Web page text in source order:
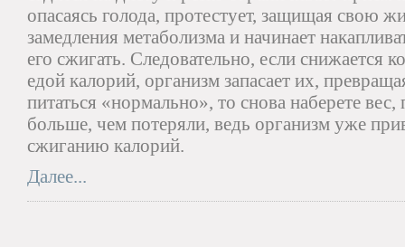
опасаясь голода, протестует, защищая свою
замедления метаболизма и начинает
его сжигать. Следовательно, если снижается
едой калорий, организм запасает их,
питаться «нормально», то снова наберете
больше, чем потеряли, ведь организм уже
сжиганию калорий.
Далее...